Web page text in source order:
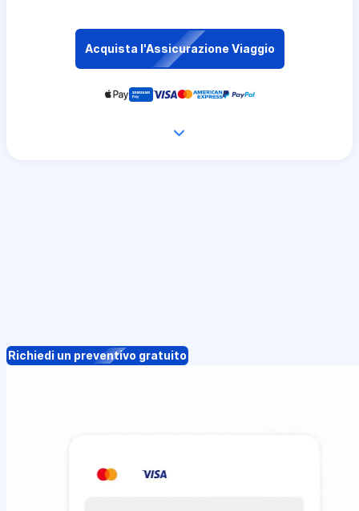
Acquista l'Assicurazione Viaggio
Richiedi un preventivo gratuito